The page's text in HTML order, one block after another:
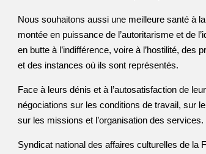
Nous souhaitons aussi une meilleure santé à
montée en puissance de l’autoritarisme et de
en butte à l’indifférence, voire à l’hostilité, des
et des instances où ils sont représentés.
Face à leurs dénis et à l’autosatisfaction de
négociations sur les conditions de travail, sur
sur les missions et l’organisation des services.
Syndicat national des affaires culturelles de